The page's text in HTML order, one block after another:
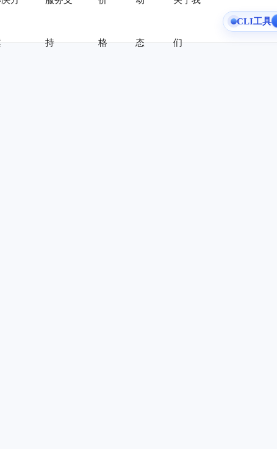
持 格 态 们
CLI工具